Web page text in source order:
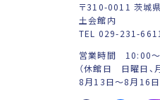
〒310-0011 茨城県
土会館内
TEL 029-231-
営業時間 10:00
（休館日 日曜日、
8月13日～8月16日